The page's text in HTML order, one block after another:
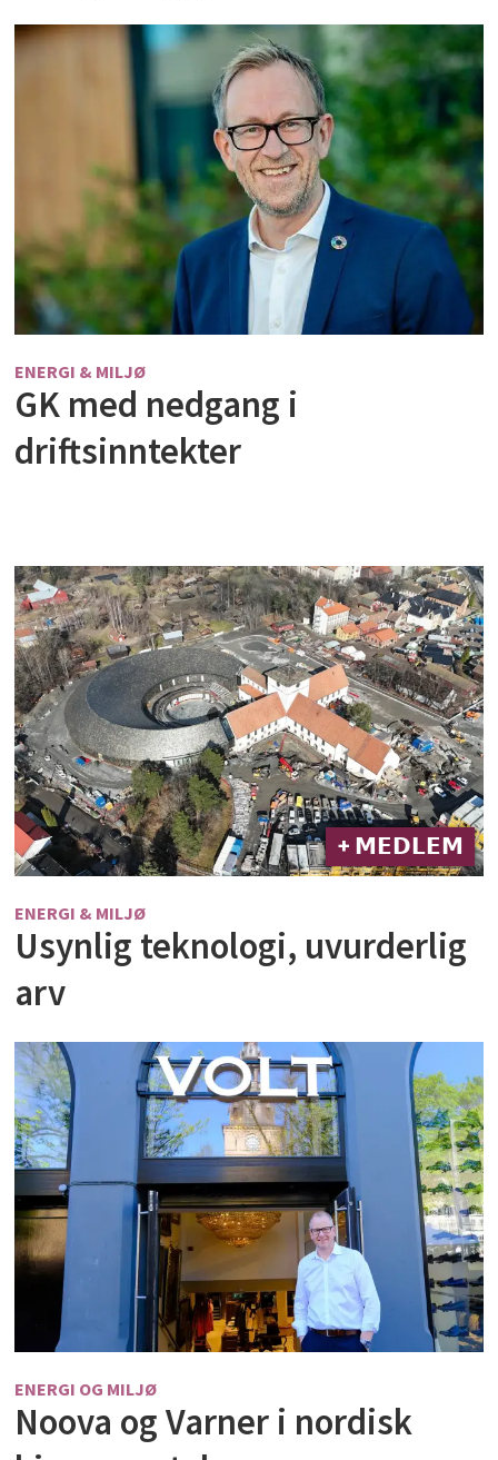
ENERGI & MILJØ
GK med nedgang i
driftsinntekter
+ 𝗠𝗘𝗗𝗟𝗘𝗠
ENERGI & MILJØ
Usynlig teknologi, uvurderlig
arv
ENERGI OG MILJØ
Noova og Varner i nordisk